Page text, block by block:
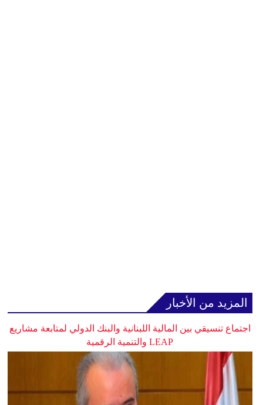
المزيد من الأخبار
اجتماع تنسيقي بين المالية اللبنانية والبنك الدولي لمتابعة مشاريع
LEAP والتنمية الرقمية